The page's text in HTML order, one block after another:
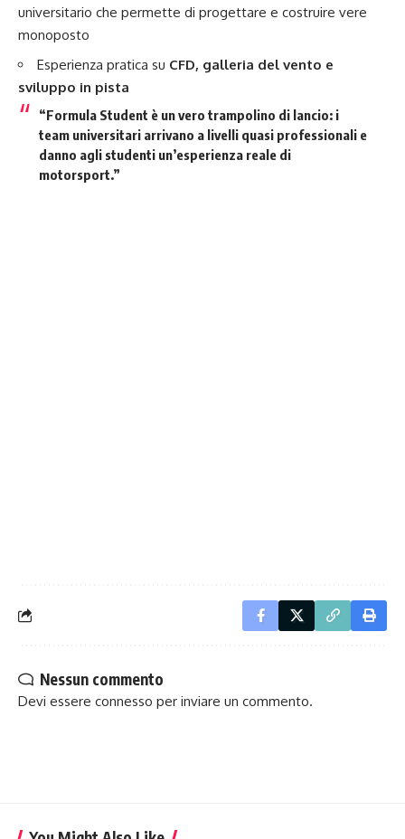
universitario che permette di progettare e costruire vere
monoposto
Esperienza pratica su CFD, galleria del vento e
sviluppo in pista
“Formula Student è un vero trampolino di lancio: i
team universitari arrivano a livelli quasi professionali e
danno agli studenti un’esperienza reale di
motorsport.”
Nessun commento
Devi essere connesso per inviare un commento.